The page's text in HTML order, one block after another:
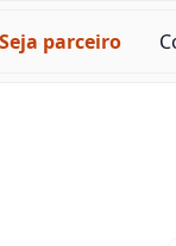
Seja parceiro